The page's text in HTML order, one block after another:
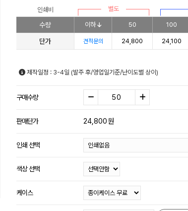
인쇄비 별도
수량 이하 50 100
단가 견적문의 24,800 24,100
제작일정 : 3-4일 (발주 후/영업일기준/난이도별 상이)
구매수량
판매단가 24,800원
인쇄 선택
색상 선택
케이스